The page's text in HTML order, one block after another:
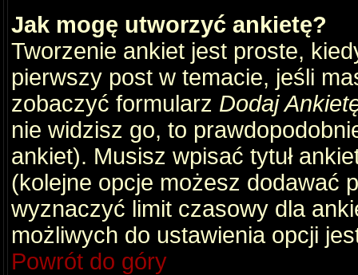
Jak mogę utworzyć ankietę?
Tworzenie ankiet jest proste,
pierwszy post w temacie, jeśli
zobaczyć formularz Dodaj
nie widzisz go, to
ankiet). Musisz wpisać tytuł
(kolejne opcje możesz dodawać
wyznaczyć limit czasowy dla
możliwych do ustawienia opcji
Powrót do góry